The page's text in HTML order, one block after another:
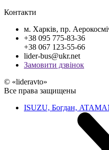
Контакти
м. Харків, пр.
+38 095 775-83-36
+38 067 123-55-66
lider-bus@ukr.net
Замовити дзвінок
© «lideravto»
Все права защищены
ISUZU, Богдан,